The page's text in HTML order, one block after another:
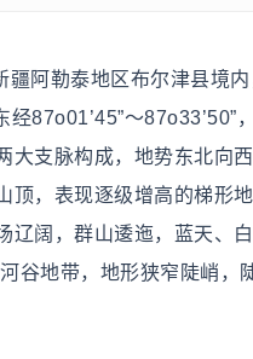
阿勒泰地区布尔津县境
87o01’45”～87o33’50”
大支脉构成，地势东北向
顶，表现逐级增高的梯形
辽阔，群山逶迤，蓝天、
谷地带，地形狭窄陡峭，